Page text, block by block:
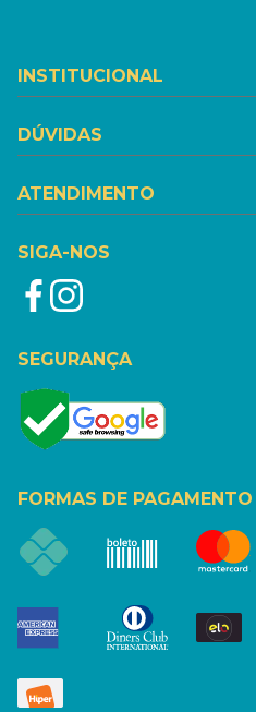
INSTITUCIONAL
DÚVIDAS
ATENDIMENTO
SIGA-NOS
SEGURANÇA
FORMAS DE PAGAMENTO